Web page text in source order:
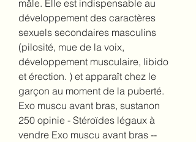
mâle. Elle est indispensable au
développement des caractères
sexuels secondaires masculins
(pilosité, mue de la voix,
développement musculaire, libido
et érection. ) et apparaît chez le
garçon au moment de la puberté.
Exo muscu avant bras, sustanon
250 opinie - Stéroïdes légaux à
vendre Exo muscu avant bras --